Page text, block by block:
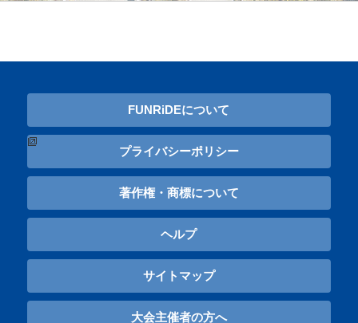
FUNRiDEについて
プライバシーポリシー
著作権・商標について
ヘルプ
サイトマップ
大会主催者の方へ